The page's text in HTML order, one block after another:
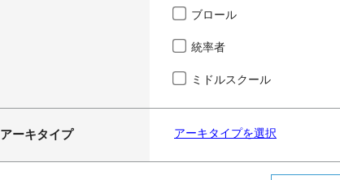
ブロール
統率者
ミドルスクール
アーキタイプ アーキタイプを選択